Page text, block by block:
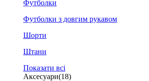
Футболки
Футболки з довгим рукавом
Шорти
Штани
Показати всі
Аксесуари(18)